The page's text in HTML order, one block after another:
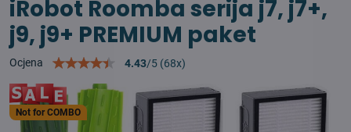
Not for COMBO
iRobot Roomba serija j7, j7+,
j9, j9+ PREMIUM paket
Ocjena 4.43/5 (68x)